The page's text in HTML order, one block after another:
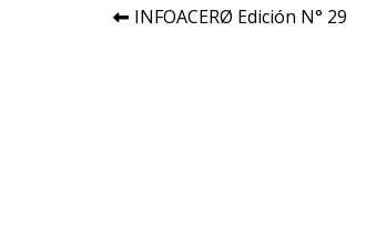
Navegación
INFOACERØ Edición N° 29